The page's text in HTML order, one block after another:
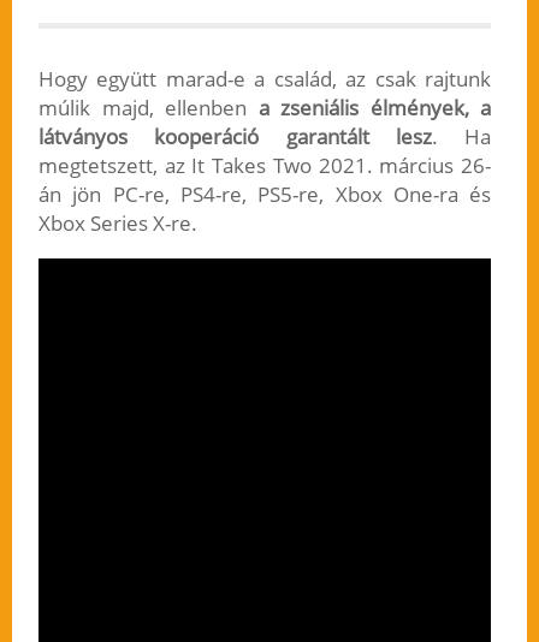
Hogy együtt marad-e a család, az csak rajtunk
múlik majd, ellenben a zseniális élmények, a
látványos kooperáció garantált lesz. Ha
megtetszett, az It Takes Two 2021. március 26-
án jön PC-re, PS4-re, PS5-re, Xbox One-ra és
Xbox Series X-re.